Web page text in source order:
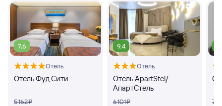
7,6
Отель
Отель Фуд Сити
5 ⁠162 ⁠₽
9,4
Отель
Отель ApartStel/
АпартСтель
6 ⁠101 ⁠₽ 7